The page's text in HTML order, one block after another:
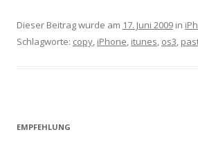
Dieser Beitrag wurde am 17. Juni 2009 in
Schlagworte: copy, iPhone, itunes, os3,
EMPFEHLUNG